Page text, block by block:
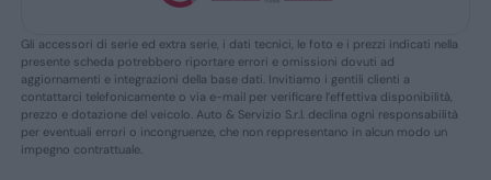
Gli accessori di serie ed extra serie, i dati tecnici, le foto e i prezzi indicati nella
presente scheda potrebbero riportare errori e omissioni dovuti ad
aggiornamenti e integrazioni della base dati. Invitiamo i gentili clienti a
contattarci telefonicamente o via e-mail per verificare l’effettiva disponibilità,
prezzo e dotazione del veicolo. Auto & Servizio S.r.l. declina ogni responsabilità
per eventuali errori o incongruenze, che non reppresentano in alcun modo un
impegno contrattuale.